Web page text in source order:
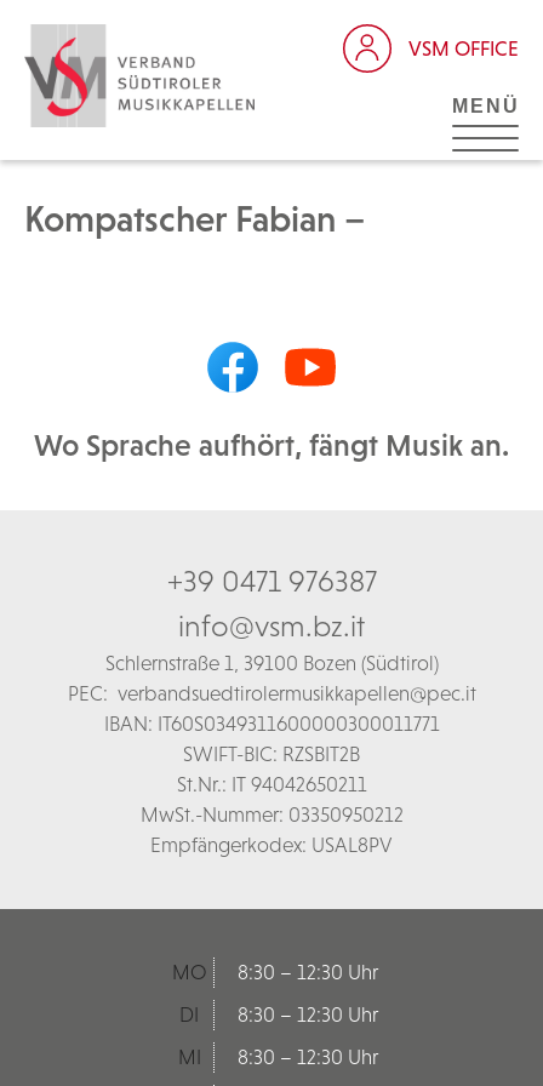
VSM OFFICE
MENÜ
Kompatscher Fabian –
Wo Sprache aufhört, fängt Musik an.
+39 0471 976387
info@vsm.bz.it
Schlernstraße 1, 39100 Bozen (Südtirol)
PEC: verbandsuedtirolermusikkapellen@pec.it
IBAN: IT60S0349311600000300011771
SWIFT-BIC: RZSBIT2B
St.Nr.: IT 94042650211
MwSt.-Nummer: 03350950212
Empfängerkodex: USAL8PV
MO
8:30 – 12:30 Uhr
DI
8:30 – 12:30 Uhr
MI
8:30 – 12:30 Uhr